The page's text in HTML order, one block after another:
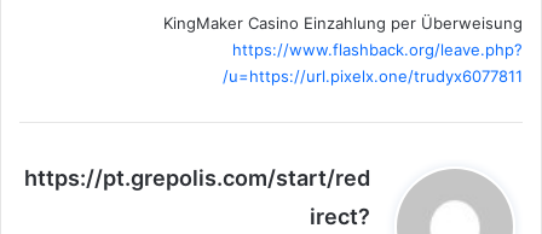
KingMaker Casino Einzahlung per Überweisung
https://www.flashback.org/leave.php?
u=https://url.pixelx.one/trudyx6077811/
ي
و
https://pt.grepolis.com/start/red
irect?